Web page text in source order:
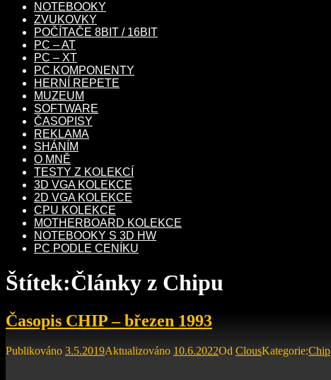
NOTEBOOKY
ZVUKOVKY
POČÍTAČE 8BIT / 16BIT
PC – AT
PC – XT
PC KOMPONENTY
HERNÍ REPETE
MUZEUM
SOFTWARE
ČASOPISY
REKLAMA
SHÁNÍM
O MNĚ
TESTY Z KOLEKCÍ
3D VGA KOLEKCE
2D VGA KOLEKCE
CPU KOLEKCE
MOTHERBOARD KOLEKCE
NOTEBOOKY S 3D HW
PC PODLE CENÍKU
Štítek:Články z Chipu
Časopis CHIP – březen 1993
Publikováno 3.5.2019Aktualizováno 10.6.2022Od ClousKategorie:Chip